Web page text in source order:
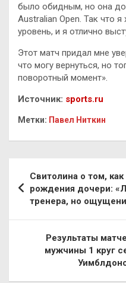
было обидным, но она
Australian Open. Так что
уровень, и я отлично
Этот матч придал мне
что могу вернуться, но
поворотный момент».
Источник: sports.ru
Метки: Павел Ниткин
по
записям
Свитолина о том,
рождения дочери:
тренера, но
Результаты
мужчины 1 круг